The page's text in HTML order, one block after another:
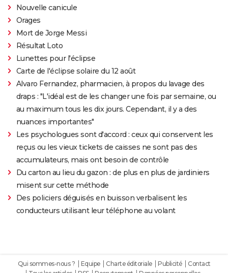
Nouvelle canicule
Orages
Mort de Jorge Messi
Résultat Loto
Lunettes pour l'éclipse
Carte de l'éclipse solaire du 12 août
Alvaro Fernandez, pharmacien, à propos du lavage des
draps : "L'idéal est de les changer une fois par semaine, ou
au maximum tous les dix jours. Cependant, il y a des
nuances importantes"
Les psychologues sont d'accord : ceux qui conservent les
reçus ou les vieux tickets de caisses ne sont pas des
accumulateurs, mais ont besoin de contrôle
Du carton au lieu du gazon : de plus en plus de jardiniers
misent sur cette méthode
Des policiers déguisés en buisson verbalisent les
conducteurs utilisant leur téléphone au volant
Qui sommes-nous ? Equipe Charte éditoriale Publicité
Contact